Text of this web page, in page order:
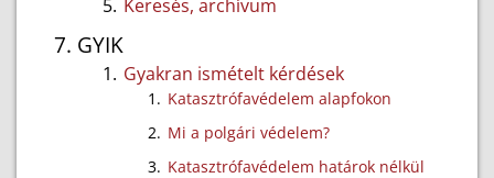
Keresés, archívum
GYIK
Gyakran ismételt kérdések
Katasztrófavédelem alapfokon
Mi a polgári védelem?
Katasztrófavédelem határok nélkül